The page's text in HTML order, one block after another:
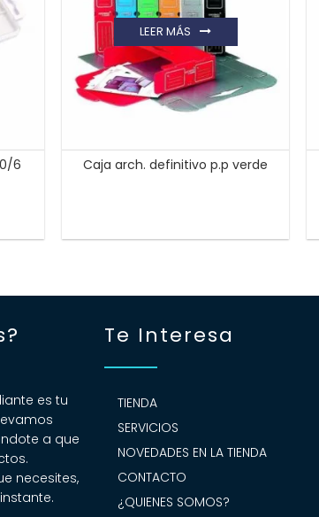
6 Caja arch. definitivo p.p verde
LEER MÁS
es tu
a que
necesites,
Te Interesa
TIENDA
SERVICIOS
NOVEDADES EN LA TIENDA
CONTACTO
¿QUIENES SOMOS?